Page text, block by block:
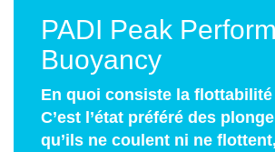
PADI Peak
Buoyancy
En quoi consiste la
C’est l’état préféré des
qu’ils ne coulent ni ne